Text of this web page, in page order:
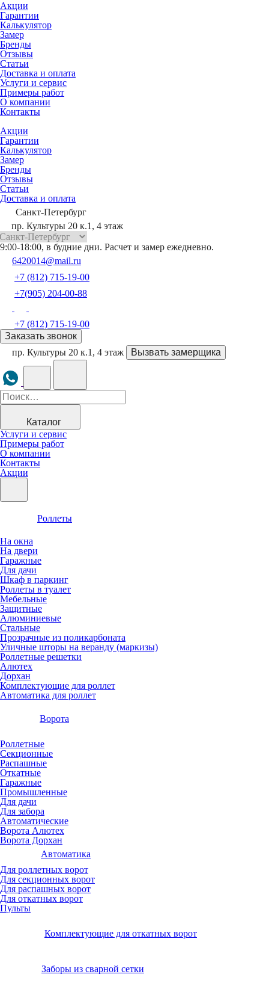
Акции
Гарантии
Калькулятор
Замер
Бренды
Отзывы
Статьи
Доставка и оплата
Услуги и сервис
Примеры работ
О компании
Контакты
Акции
Гарантии
Калькулятор
Замер
Бренды
Отзывы
Статьи
Доставка и оплата
Санкт-Петербург
пр. Культуры 20 к.1, 4 этаж
9:00-18:00, в будние дни. Расчет и замер ежедневно.
6420014@mail.ru
+7 (812) 715-19-00
+7(905) 204-00-88
+7 (812) 715-19-00
Заказать звонок
пр. Культуры 20 к.1, 4 этаж
Вызвать замерщика
Каталог
Услуги и сервис
Примеры работ
О компании
Контакты
Акции
Роллеты
На окна
На двери
Гаражные
Для дачи
Шкаф в паркинг
Роллеты в туалет
Мебельные
Защитные
Алюминиевые
Стальные
Прозрачные из поликарбоната
Уличные шторы на веранду (маркизы)
Роллетные решетки
Алютех
Дорхан
Комплектующие для роллет
Автоматика для роллет
Ворота
Роллетные
Секционные
Распашные
Откатные
Гаражные
Промышленные
Для дачи
Для забора
Автоматические
Ворота Алютех
Ворота Дорхан
Автоматика
Для роллетных ворот
Для секционных ворот
Для распашных ворот
Для откатных ворот
Пульты
Комплектующие для откатных ворот
Заборы из сварной сетки